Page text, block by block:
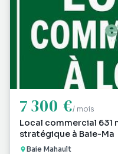
7 300 €/ mois
Local commercial 631
stratégique à Baie-Ma
Baie Mahault